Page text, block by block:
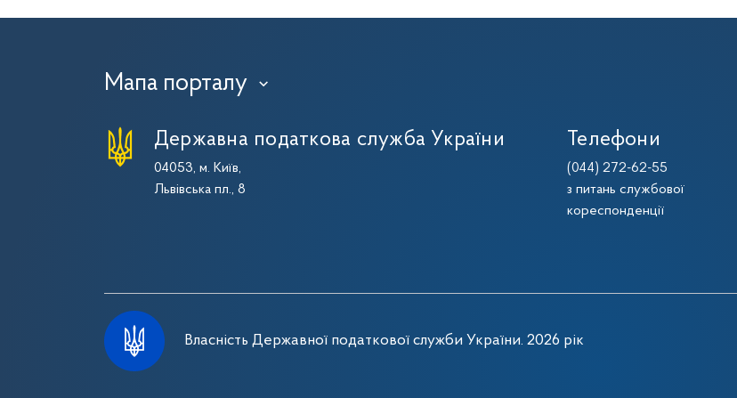
Мапа порталу ›
Державна податкова служба України
04053, м. Київ,
Львівська пл., 8
Телефони
(044) 272-62-55
з питань службової
кореспонденції
Власність Державної податкової служби України. 2026 рік